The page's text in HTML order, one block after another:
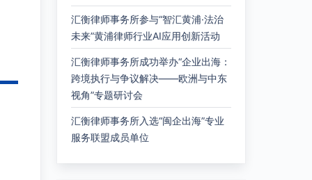
汇衡律师事务所参与“智汇黄浦·法治
未来”黄浦律师行业AI应用创新活动
汇衡律师事务所成功举办“企业出海：
跨境执行与争议解决——欧洲与中东
视角”专题研讨会
汇衡律师事务所入选“闽企出海”专业
服务联盟成员单位